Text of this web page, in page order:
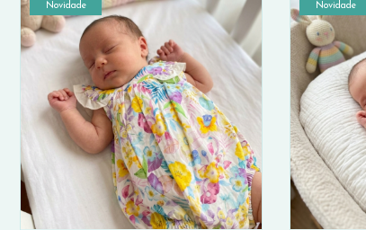
Novidade Novidade